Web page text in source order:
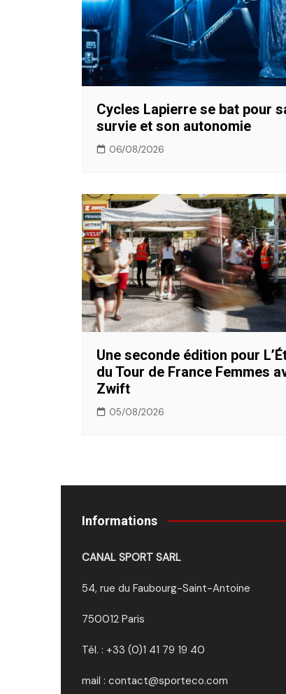
Cycles Lapierre se bat pour
survie et son autonomie
06/08/2026
Une seconde édition pour
du Tour de France Femmes
Zwift
05/08/2026
Informations
CANAL SPORT SARL
54, rue du Faubourg-Saint-Antoine
750012 Paris
Tél. : +33 (0)1 41 79 19 40
mail : contact@sporteco.com